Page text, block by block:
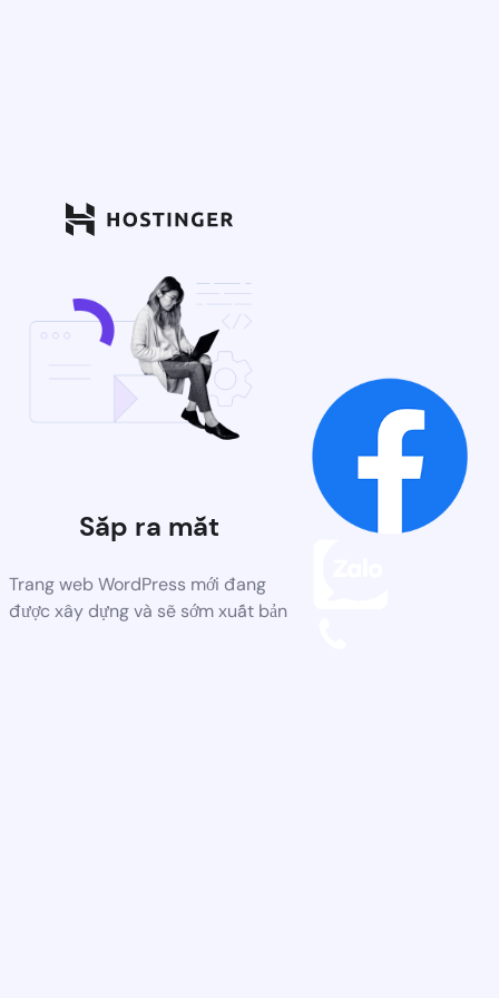
Sắp ra mắt
Trang web WordPress mới đang
được xây dựng và sẽ sớm xuất bản